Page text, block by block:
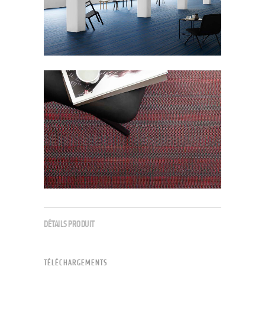
DÉTAILS PRODUIT
TÉLÉCHARGEMENTS